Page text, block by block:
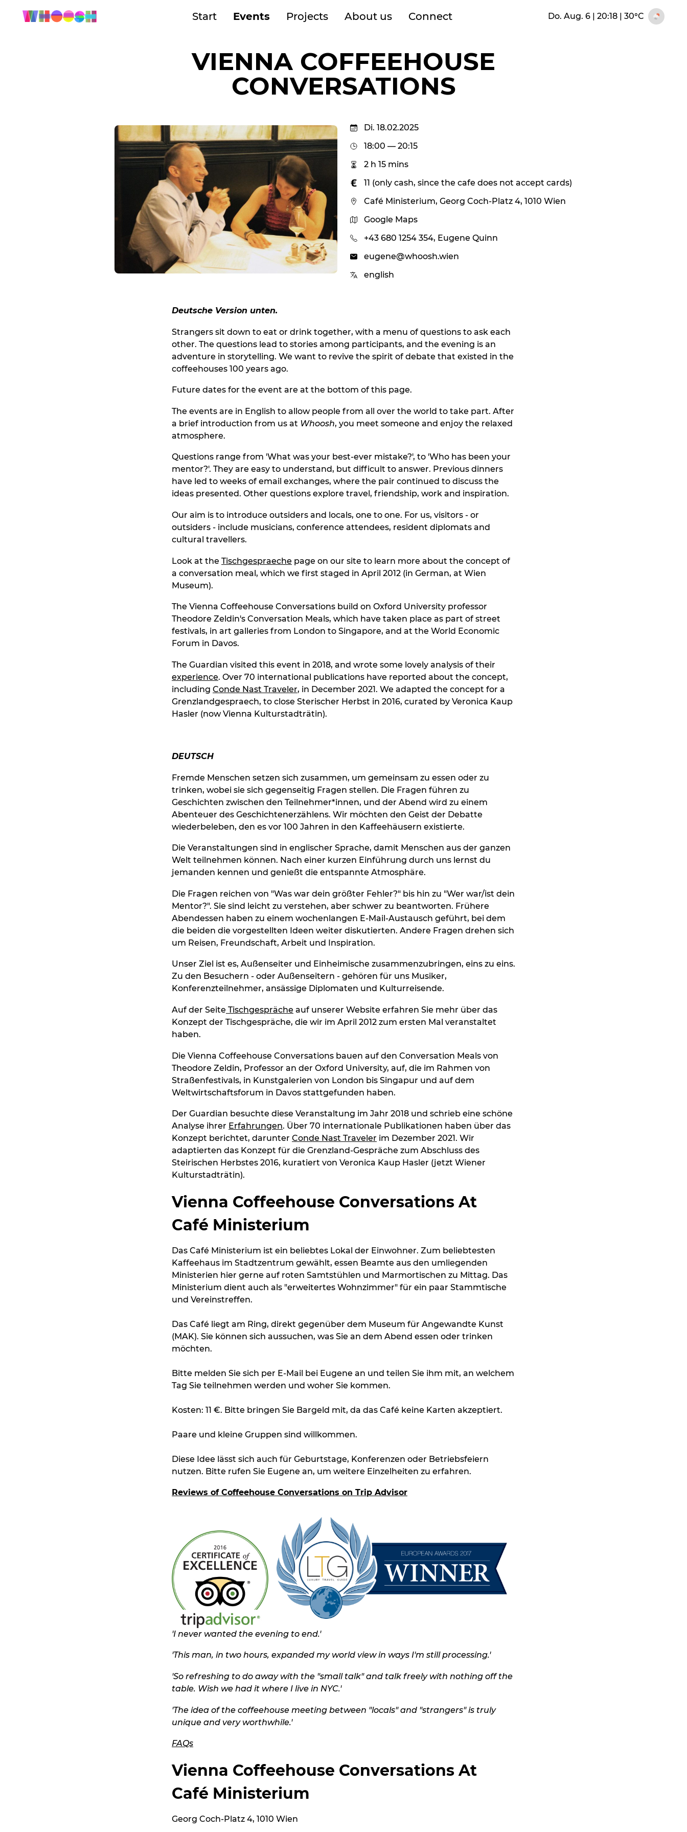
Start Events Projects About us Connect Do. Aug. 6 | 20:18| 30°C
VIENNA COFFEEHOUSE
CONVERSATIONS
Di. 18.02.2025
18:00 — 20:15
2 h 15 mins
11 (only cash, since the cafe does not accept cards)
Café Ministerium, Georg Coch-Platz 4, 1010 Wien
Google Maps
+43 680 1254 354, Eugene Quinn
eugene@whoosh.wien
english
Deutsche Version unten.
Strangers sit down to eat or drink together, with a menu of questions to ask each
other. The questions lead to stories among participants, and the evening is an
adventure in storytelling. We want to revive the spirit of debate that existed in the
coffeehouses 100 years ago.
Future dates for the event are at the bottom of this page.
The events are in English to allow people from all over the world to take part. After
a brief introduction from us at Whoosh, you meet someone and enjoy the relaxed
atmosphere.
Questions range from 'What was your best-ever mistake?', to 'Who has been your
mentor?'. They are easy to understand, but difficult to answer. Previous dinners
have led to weeks of email exchanges, where the pair continued to discuss the
ideas presented. Other questions explore travel, friendship, work and inspiration.
Our aim is to introduce outsiders and locals, one to one. For us, visitors - or
outsiders - include musicians, conference attendees, resident diplomats and
cultural travellers.
Look at the Tischgespraeche page on our site to learn more about the concept of
a conversation meal, which we first staged in April 2012 (in German, at Wien
Museum).
The Vienna Coffeehouse Conversations build on Oxford University professor
Theodore Zeldin's Conversation Meals, which have taken place as part of street
festivals, in art galleries from London to Singapore, and at the World Economic
Forum in Davos.
The Guardian visited this event in 2018, and wrote some lovely analysis of their
experience. Over 70 international publications have reported about the concept,
including Conde Nast Traveler, in December 2021. We adapted the concept for a
Grenzlandgespraech, to close Sterischer Herbst in 2016, curated by Veronica Kaup
Hasler (now Vienna Kulturstadträtin).
DEUTSCH
Fremde Menschen setzen sich zusammen, um gemeinsam zu essen oder zu
trinken, wobei sie sich gegenseitig Fragen stellen. Die Fragen führen zu
Geschichten zwischen den Teilnehmer*innen, und der Abend wird zu einem
Abenteuer des Geschichtenerzählens. Wir möchten den Geist der Debatte
wiederbeleben, den es vor 100 Jahren in den Kaffeehäusern existierte.
Die Veranstaltungen sind in englischer Sprache, damit Menschen aus der ganzen
Welt teilnehmen können. Nach einer kurzen Einführung durch uns lernst du
jemanden kennen und genießt die entspannte Atmosphäre.
Die Fragen reichen von "Was war dein größter Fehler?" bis hin zu "Wer war/ist dein
Mentor?". Sie sind leicht zu verstehen, aber schwer zu beantworten. Frühere
Abendessen haben zu einem wochenlangen E-Mail-Austausch geführt, bei dem
die beiden die vorgestellten Ideen weiter diskutierten. Andere Fragen drehen sich
um Reisen, Freundschaft, Arbeit und Inspiration.
Unser Ziel ist es, Außenseiter und Einheimische zusammenzubringen, eins zu eins.
Zu den Besuchern - oder Außenseitern - gehören für uns Musiker,
Konferenzteilnehmer, ansässige Diplomaten und Kulturreisende.
Auf der Seite Tischgespräche auf unserer Website erfahren Sie mehr über das
Konzept der Tischgespräche, die wir im April 2012 zum ersten Mal veranstaltet
haben.
Die Vienna Coffeehouse Conversations bauen auf den Conversation Meals von
Theodore Zeldin, Professor an der Oxford University, auf, die im Rahmen von
Straßenfestivals, in Kunstgalerien von London bis Singapur und auf dem
Weltwirtschaftsforum in Davos stattgefunden haben.
Der Guardian besuchte diese Veranstaltung im Jahr 2018 und schrieb eine schöne
Analyse ihrer Erfahrungen. Über 70 internationale Publikationen haben über das
Konzept berichtet, darunter Conde Nast Traveler im Dezember 2021. Wir
adaptierten das Konzept für die Grenzland-Gespräche zum Abschluss des
Steirischen Herbstes 2016, kuratiert von Veronica Kaup Hasler (jetzt Wiener
Kulturstadträtin).
Vienna Coffeehouse Conversations At
Café Ministerium
Das Café Ministerium ist ein beliebtes Lokal der Einwohner. Zum beliebtesten
Kaffeehaus im Stadtzentrum gewählt, essen Beamte aus den umliegenden
Ministerien hier gerne auf roten Samtstühlen und Marmortischen zu Mittag. Das
Ministerium dient auch als "erweitertes Wohnzimmer" für ein paar Stammtische
und Vereinstreffen.
Das Café liegt am Ring, direkt gegenüber dem Museum für Angewandte Kunst
(MAK). Sie können sich aussuchen, was Sie an dem Abend essen oder trinken
möchten.
Bitte melden Sie sich per E-Mail bei Eugene an und teilen Sie ihm mit, an welchem
Tag Sie teilnehmen werden und woher Sie kommen.
Kosten: 11 €. Bitte bringen Sie Bargeld mit, da das Café keine Karten akzeptiert.
Paare und kleine Gruppen sind willkommen.
Diese Idee lässt sich auch für Geburtstage, Konferenzen oder Betriebsfeiern
nutzen. Bitte rufen Sie Eugene an, um weitere Einzelheiten zu erfahren.
Reviews of Coffeehouse Conversations on Trip Advisor
'I never wanted the evening to end.'
'This man, in two hours, expanded my world view in ways I'm still processing.'
'So refreshing to do away with the "small talk" and talk freely with nothing off the
table. Wish we had it where I live in NYC.'
'The idea of the coffeehouse meeting between "locals" and "strangers" is truly
unique and very worthwhile.'
FAQs
Vienna Coffeehouse Conversations At
Café Ministerium
Georg Coch-Platz 4, 1010 Wien